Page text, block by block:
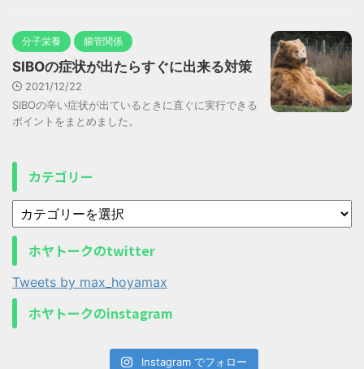
分子栄養 腸管関係
SIBOの症状が出たらすぐに出来る対策
2021/12/22
SIBOの辛い症状が出ているときに直ぐに実行できる
ポイントをまとめました。
カテゴリー
ホヤトークのtwitter
Tweets by max_hoyamax
ホヤトークのinstagram
Instagram でフォロー